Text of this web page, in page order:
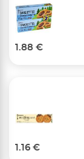
1.88 €
1.16 €